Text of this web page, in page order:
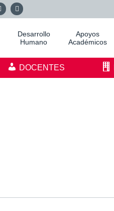
Desarrollo
Humano
Apoyos
Académicos
DOCENTES